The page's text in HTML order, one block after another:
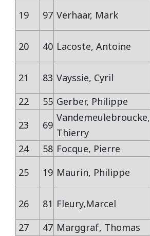
19 97 Verhaar, Mark
20 40 Lacoste, Antoine
21 83 Vayssie, Cyril
22
55 Gerber, Philippe
23
69
Vandemeulebroucke,
Thierry
24
58 Focque, Pierre
25
19 Maurin, Philippe
26 81 Fleury,Marcel
27
47 Marggraf, Thomas